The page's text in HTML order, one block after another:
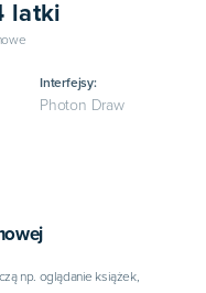
latki
Interfejsy:
Photon Draw